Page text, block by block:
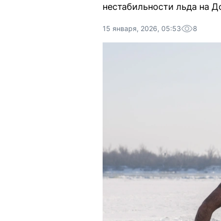
нестабильности льда на
15 января, 2026, 05:53 8